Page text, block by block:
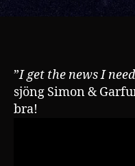
”I get the news I
sjöng Simon &
bra!